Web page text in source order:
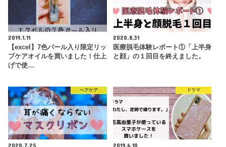
2019.1.11
【excel】7色パール入り限定リッ
プケアオイルを買いました！仕上
げで使…
2020.8.31
医療脱毛体験レポート①「上半身
と顔」の１回目を終えました。
ヘアケア
2020.7.25
ドラマ
2019.6.10